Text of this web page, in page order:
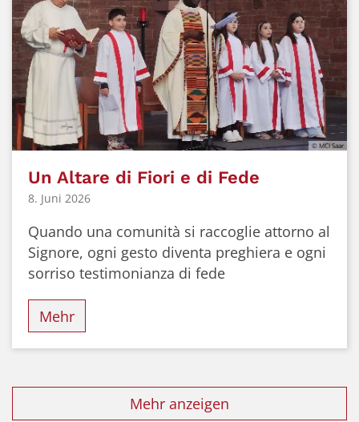
© MCI Saar
Un Altare di Fiori e di Fede
8. Juni 2026
Quando una comunità si raccoglie attorno al
Signore, ogni gesto diventa preghiera e ogni
sorriso testimonianza di fede
Mehr
Mehr anzeigen